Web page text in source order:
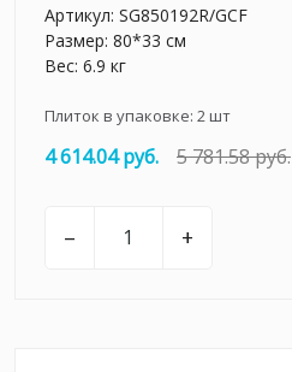
Артикул: SG850192R/GCF
Размер: 80*33 см
Вес: 6.9 кг
Плиток в упаковке: 2шт
4 614.04 руб. 5 781.58 руб.
– +